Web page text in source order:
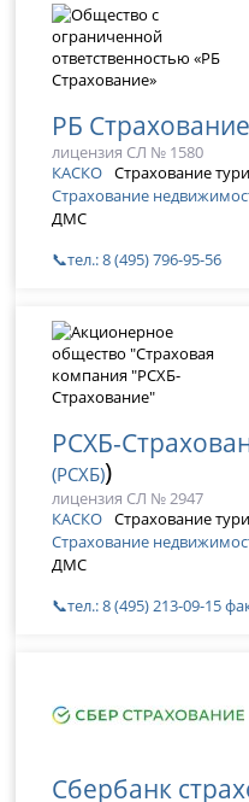
РБ Страхование
лицензия СЛ № 1580
КАСКО Страхование
Страхование
ДМС
📞тел.: 8 (495) 796-95-56
РСХБ-
(РСХБ))
лицензия СЛ № 2947
КАСКО Страхование
Страхование
ДМС
📞тел.: 8 (495) 213-09-15
Сбербанк